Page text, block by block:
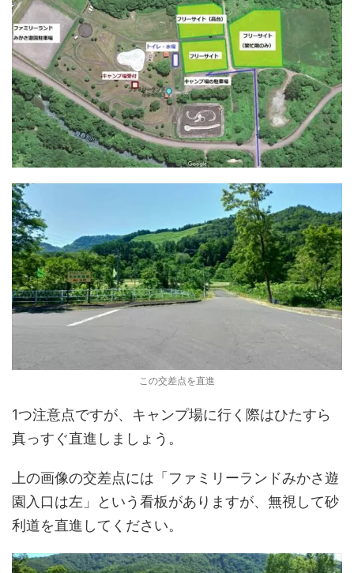
この交差点を直進
1つ注意点ですが、キャンプ場に行く際はひたすら
真っすぐ直進しましょう。
上の画像の交差点には「ファミリーランドみかさ遊
園入口は左」という看板がありますが、無視して砂
利道を直進してください。